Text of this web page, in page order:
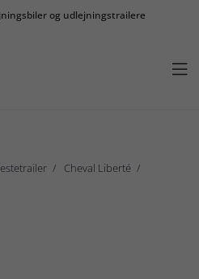
og udlejningstrailere

Cheval Liberté